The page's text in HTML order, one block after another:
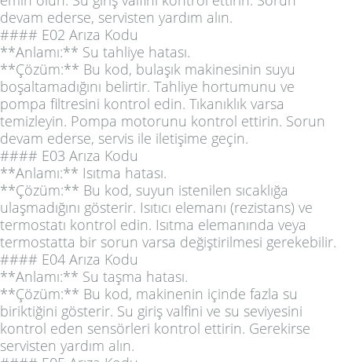
devam ederse, servisten yardım alın.
#### E02 Arıza Kodu
**Anlamı:** Su tahliye hatası.
**Çözüm:** Bu kod, bulaşık makinesinin suyu
boşaltamadığını belirtir. Tahliye hortumunu ve
pompa filtresini kontrol edin. Tıkanıklık varsa
temizleyin. Pompa motorunu kontrol ettirin. Sorun
devam ederse, servis ile iletişime geçin.
#### E03 Arıza Kodu
**Anlamı:** Isıtma hatası.
**Çözüm:** Bu kod, suyun istenilen sıcaklığa
ulaşmadığını gösterir. Isıtıcı elemanı (rezistans) ve
termostatı kontrol edin. Isıtma elemanında veya
termostatta bir sorun varsa değiştirilmesi gerekebilir.
#### E04 Arıza Kodu
**Anlamı:** Su taşma hatası.
**Çözüm:** Bu kod, makinenin içinde fazla su
biriktiğini gösterir. Su giriş valfini ve su seviyesini
kontrol eden sensörleri kontrol ettirin. Gerekirse
servisten yardım alın.